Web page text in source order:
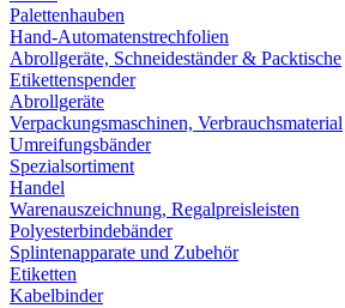
Palettenhauben
Hand-Automatenstrechfolien
Abrollgeräte, Schneideständer & Packtische
Etikettenspender
Abrollgeräte
Verpackungsmaschinen, Verbrauchsmaterial
Umreifungsbänder
Spezialsortiment
Handel
Warenauszeichnung, Regalpreisleisten
Polyesterbindebänder
Splintenapparate und Zubehör
Etiketten
Kabelbinder